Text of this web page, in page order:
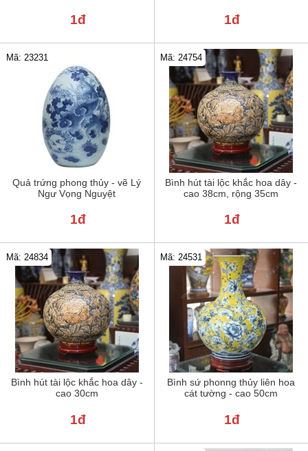
1đ 1đ
Quả trứng phong thủy - vẽ Lý
Ngư Vọng Nguyệt
Mã: 23231
1đ
Bình hút tài lộc khắc hoa dây -
cao 38cm, rộng 35cm
Mã: 24754
1đ
Bình hút tài lộc khắc hoa dây -
cao 30cm
Mã: 24834
1đ
Bình sứ phonng thủy liên hoa
cát tường - cao 50cm
Mã: 24531
1đ